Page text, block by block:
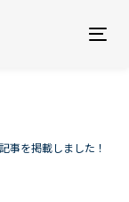
事を掲載しました！